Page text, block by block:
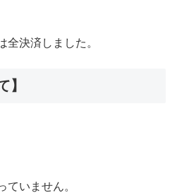
全決済しました。
】
ていません。